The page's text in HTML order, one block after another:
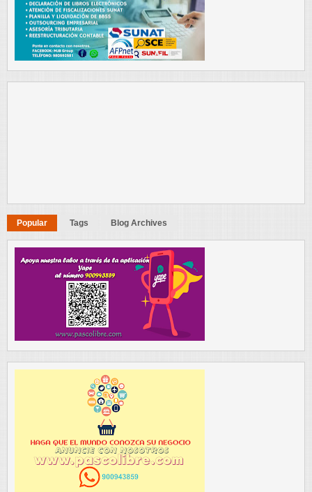
Popular Tags Blog Archives